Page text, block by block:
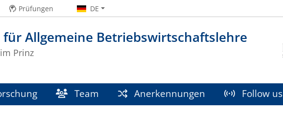
Allgemeine Betriebswirtschaftslehre
Prinz
Prüfungen DE
Team Anerkennungen Follow us